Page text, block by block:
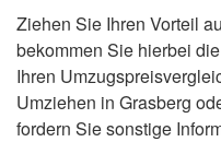
Ziehen Sie Ihren Vorteil
bekommen Sie hierbei
Ihren
Umziehen in Grasberg
fordern Sie sonstige